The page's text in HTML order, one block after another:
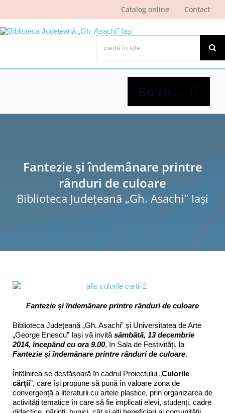
Catalog online Contact
Go to...
Ştiri şi evenimente
Fantezie și îndemânare printre
rânduri de culoare
Biblioteca Judeţeană „Gh. Asachi” Iaşi
Fantezie și îndemânare printre rânduri de culoare
Biblioteca Judeţeană „Gh. Asachi” și Universitatea de Arte
„George Enescu” Iași vă invită sâmbătă, 13 decembrie
2014, începând cu ora 9.00, în Sala de Festivități, la
Fantezie și îndemânare printre rânduri de culoare.
Întâlnirea se desfășoară în cadrul Proiectului „Culorile
cărții”, care își propune să pună în valoare zona de
convergență a literaturii cu artele plastice, prin organizarea de
activități tematice în care să fie implicați elevi, studenți, cadre